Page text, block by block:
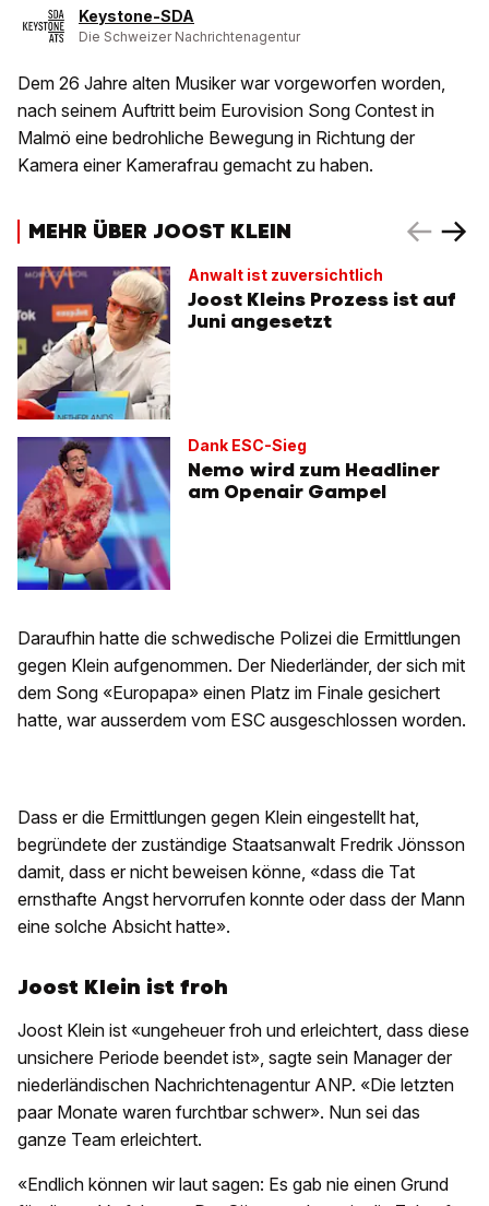
Keystone-SDA
Die Schweizer Nachrichtenagentur
Dem 26 Jahre alten Musiker war vorgeworfen worden,
nach seinem Auftritt beim Eurovision Song Contest in
Malmö eine bedrohliche Bewegung in Richtung der
Kamera einer Kamerafrau gemacht zu haben.
MEHR ÜBER JOOST KLEIN
Anwalt ist zuversichtlich
Joost Kleins Prozess ist auf
Juni angesetzt
Dank ESC-Sieg
Nemo wird zum Headliner
am Openair Gampel
Daraufhin hatte die schwedische Polizei die Ermittlungen
gegen Klein aufgenommen. Der Niederländer, der sich mit
dem Song «Europapa» einen Platz im Finale gesichert
hatte, war ausserdem vom ESC ausgeschlossen worden.
Dass er die Ermittlungen gegen Klein eingestellt hat,
begründete der zuständige Staatsanwalt Fredrik Jönsson
damit, dass er nicht beweisen könne, «dass die Tat
ernsthafte Angst hervorrufen konnte oder dass der Mann
eine solche Absicht hatte».
Joost Klein ist froh
Joost Klein ist «ungeheuer froh und erleichtert, dass diese
unsichere Periode beendet ist», sagte sein Manager der
niederländischen Nachrichtenagentur ANP. «Die letzten
paar Monate waren furchtbar schwer». Nun sei das
ganze Team erleichtert.
«Endlich können wir laut sagen: Es gab nie einen Grund